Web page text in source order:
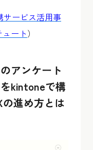
サービス活用事
ート）
アンケート
kintoneで構
進め方とは